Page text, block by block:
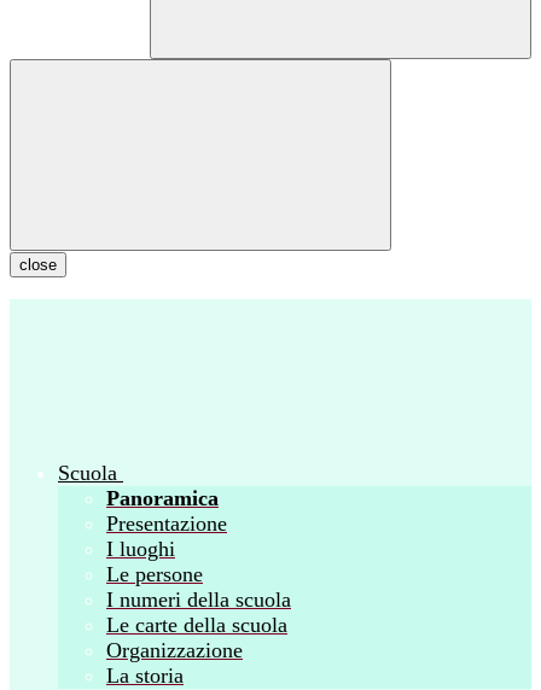
close
Scuola
Panoramica
Presentazione
I luoghi
Le persone
I numeri della scuola
Le carte della scuola
Organizzazione
La storia